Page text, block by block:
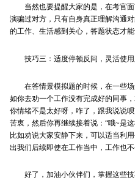
当然也要提醒大家的是，在考官面
演骗过对方，只有自身真正理解沟通
的工作、生活感到关心，答题状态才能
技巧三：适度停顿反问，灵活使用
在答情景模拟题的时候，在一些场
如你去劝一个工作没有完成好的同事
你情绪不是太好呀，咋了，跟我说说
苦衷，然后你再继续接着说：“哦~是
比如劝说大家安静下来，可以适当利
出我们后续即使在工作当中，工作也不
好了，加油小伙伴们，掌握这些技